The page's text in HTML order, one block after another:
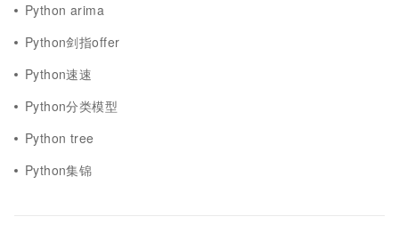
Python arima
Python剑指offer
Python速速
Python分类模型
Python tree
Python集锦